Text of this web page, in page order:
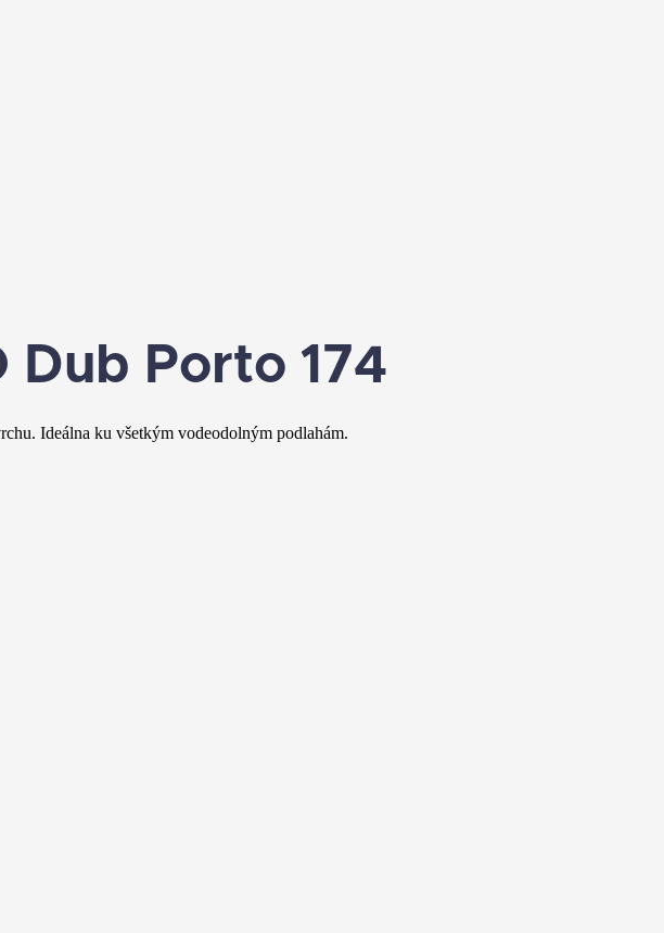
Dub Porto 174
Ideálna ku všetkým vodeodolným podlahám.